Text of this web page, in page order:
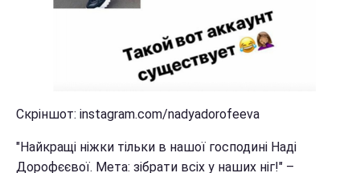
Скріншот: instagram.com/nadyadorofeeva
"Найкращі ніжки тільки в нашої господині Наді
Дорофєєвої. Мета: зібрати всіх у наших ніг!" –